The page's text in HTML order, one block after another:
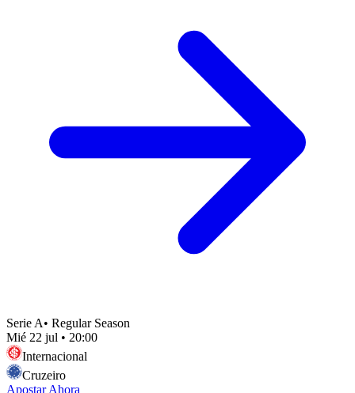
Serie A• Regular Season
Mié 22 jul • 20:00
Internacional
Cruzeiro
Apostar Ahora